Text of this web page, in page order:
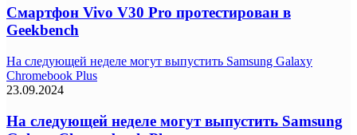
Смартфон Vivo V30 Pro протестирован в
Geekbench
На следующей неделе могут выпустить Samsung Galaxy
Chromebook Plus
23.09.2024
На следующей неделе могут выпустить Samsung